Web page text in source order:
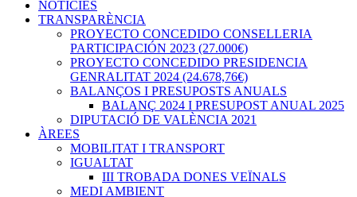
NOTICIES
TRANSPARÈNCIA
PROYECTO CONCEDIDO CONSELLERIA
PARTICIPACIÓN 2023 (27.000€)
PROYECTO CONCEDIDO PRESIDENCIA
GENRALITAT 2024 (24.678,76€)
BALANÇOS I PRESUPOSTS ANUALS
BALANÇ 2024 I PRESUPOST ANUAL 2025
DIPUTACIÓ DE VALÈNCIA 2021
ÀREES
MOBILITAT I TRANSPORT
IGUALTAT
III TROBADA DONES VEÏNALS
MEDI AMBIENT